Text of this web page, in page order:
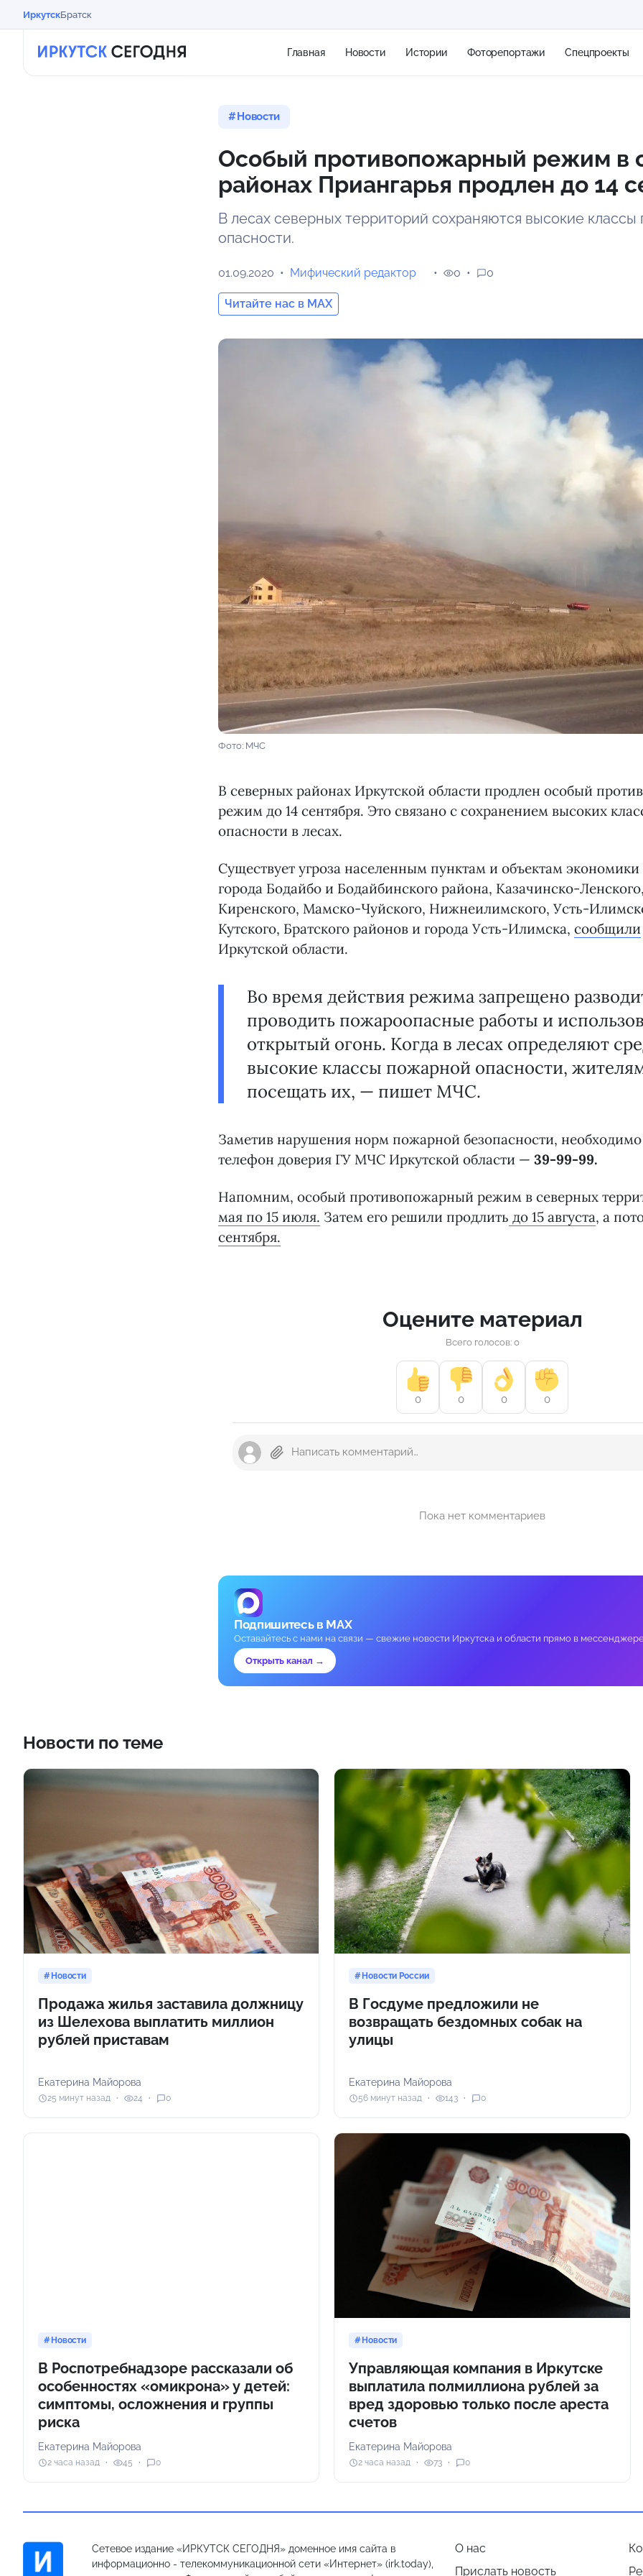
ИркутскБратск
Главная Новости Истории Фоторепортажи Спецпроекты
11 м/с
Новости
Особый противопожарный режим в
районах Приангарья продлен до 14
В лесах северных территорий сохраняются высокие
опасности.
01.09.2020 Мифический редактор
Читайте нас в MAX
0 0
Фото: МЧС
В северных районах Иркутской области продлен особый
режим до 14 сентября. Это связано с сохранением высоких
опасности в лесах.
Существует угроза населенным пунктам и объектам
города Бодайбо и Бодайбинского района, Казачинско-
Киренского, Мамско-Чуйского, Нижнеилимского, Усть-
Кутского, Братского районов и города Усть-Илимска, сообщили
Иркутской области.
Во время действия режима запрещено
проводить пожароопасные работы и
открытый огонь. Когда в лесах определяют
высокие классы пожарной опасности,
посещать их, — пишет МЧС.
Заметив нарушения норм пожарной безопасности,
телефон доверия ГУ МЧС Иркутской области — 39-99-99.
Напомним, особый противопожарный режим в северных
мая по 15 июля. Затем его решили продлить до 15 августа, а
сентября.
Оцените материал
Всего голосов: 0
0 0 0 0
Пока нет комментариев
Подпишитесь в MAX
Оставайтесь с нами на связи — свежие новости Иркутска и области прямо в
Открыть канал →
Новости по теме
Новости
Продажа жилья заставила должницу
из Шелехова выплатить миллион
рублей приставам
Екатерина Майорова
25 минут назад 24 0
Новости России
В Госдуме предложили не
возвращать бездомных собак на
улицы
Екатерина Майорова
56 минут назад 143 0
Новости
В Роспотребнадзоре рассказали об
особенностях «омикрона» у детей:
симптомы, осложнения и группы
риска
Екатерина Майорова
2 часа назад 45 0
Новости
Управляющая компания в Иркутске
выплатила полмиллиона рублей за
вред здоровью только после ареста
счетов
Екатерина Майорова
2 часа назад 73 0
Сетевое издание «ИРКУТСК СЕГОДНЯ» доменное имя сайта в
информационно - телекоммуникационной сети «Интернет» (irk.today),
О нас
Прислать новость